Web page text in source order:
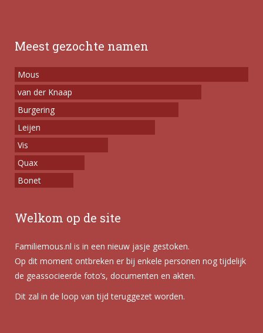
Meest gezochte namen
Mous
van der Knaap
Burgering
Leijen
Vis
Quax
Bonet
Welkom op de site
Familiemous.nl is in een nieuw jasje gestoken.
Op dit moment ontbreken er bij enkele personen nog tijdelijk
de geassocieerde foto’s, documenten en akten.
Dit zal in de loop van tijd teruggezet worden.